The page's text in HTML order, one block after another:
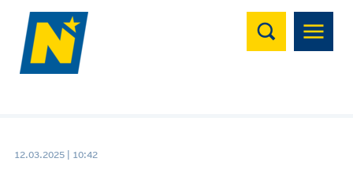
Suchen
12.03.2025 | 10:42